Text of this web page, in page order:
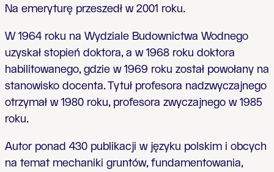
Na emeryturę przeszedł w 2001 roku.
W 1964 roku na Wydziale Budownictwa Wodnego
uzyskał stopień doktora, a w 1968 roku doktora
habilitowanego, gdzie w 1969 roku został powołany na
stanowisko docenta. Tytuł profesora nadzwyczajnego
otrzymał w 1980 roku, profesora zwyczajnego w 1985
roku.
Autor ponad 430 publikacji w języku polskim i obcych
na temat mechaniki gruntów, fundamentowania,